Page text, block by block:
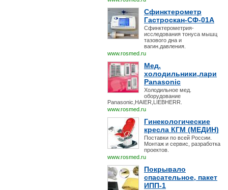
Сфинктерометр
Гастроскан-СФ-01А
Сфинктерометрия-
исследования тонуса мышц
тазового дна и
вагин.давления.
www.rosmed.ru
Мед.
холодильники,лари
Panasonic
Холодильное мед.
оборудование
Panasonic,HAIER,LIEBHERR.
www.rosmed.ru
Гинекологические
кресла КГМ (МЕДИН)
Поставки по всей России.
Монтаж и сервис, разработка
проектов.
www.rosmed.ru
Покрывало
спасательное, пакет
ИПП-1